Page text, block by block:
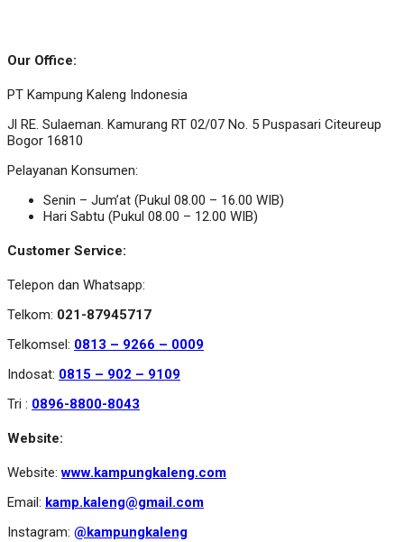
Our Office:
PT Kampung Kaleng Indonesia
Jl RE. Sulaeman. Kamurang RT 02/07 No. 5 Puspasari Citeureup
Bogor 16810
Pelayanan Konsumen:
Senin – Jum’at (Pukul 08.00 – 16.00 WIB)
Hari Sabtu (Pukul 08.00 – 12.00 WIB)
Customer Service:
Telepon dan Whatsapp:
Telkom: 021-87945717
Telkomsel: 0813 – 9266 – 0009
Indosat: 0815 – 902 – 9109
Tri : 0896-8800-8043
Website:
Website:www.kampungkaleng.com
Email: kamp.kaleng@gmail.com
Instagram: @kampungkaleng